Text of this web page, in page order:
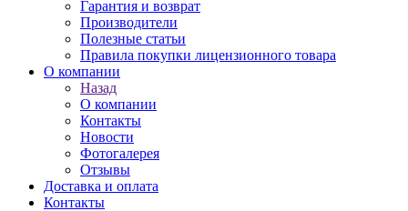
Гарантия и возврат
Производители
Полезные статьи
Правила покупки лицензионного товара
О компании
Назад
О компании
Контакты
Новости
Фотогалерея
Отзывы
Доставка и оплата
Контакты